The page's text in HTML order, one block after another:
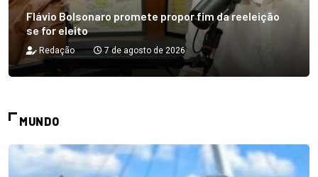
Flávio Bolsonaro promete propor fim da reeleição
se for eleito
Redação 7 de agosto de 2026
MUNDO